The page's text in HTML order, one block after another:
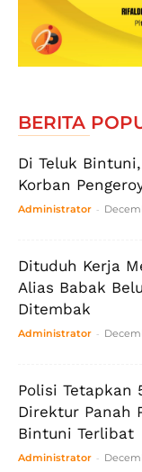
BERITA
Di Teluk
Korban
Administrator -
Dituduh Kerja
Alias Babak
Ditembak
Administrator -
Polisi Tetapkan
Direktur Panah
Bintuni Terlibat
Administrator -